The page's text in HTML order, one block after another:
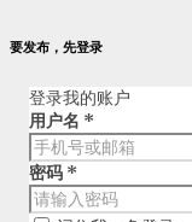
要发布，先登录
登录我的账户
用户名 *
密码 *